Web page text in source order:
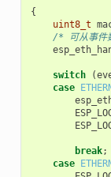
{
uint8_t
/* 可从事件
switch (
case
break;
case